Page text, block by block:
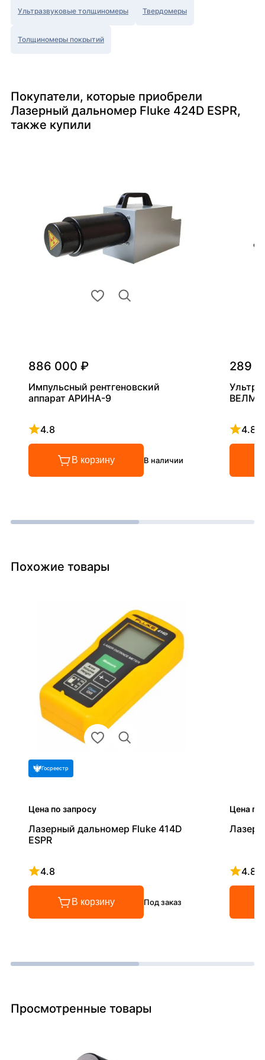
Ультразвуковые толщиномеры Твердомеры
Толщиномеры покрытий
Покупатели, которые приобрели
Лазерный дальномер Fluke 424D ESPR,
также купили
886 000 ₽
Импульсный рентгеновский
аппарат АРИНА-9
4.8
Рейтинг 4.8 из 5
В корзину В наличии
289
4.8
Похожие товары
Госреестр
Цена по запросу
Лазерный дальномер Fluke 414D
ESPR
4.8
Рейтинг 4.8 из 5
В корзину Под заказ
Цена по
4.8
Просмотренные товары